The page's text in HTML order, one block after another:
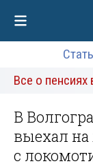
Все о пенсиях
В
выехал на
с